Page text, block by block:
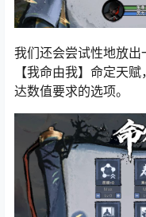
我们还会尝试性地放
【我命由我】命定天
达数值要求的选项。